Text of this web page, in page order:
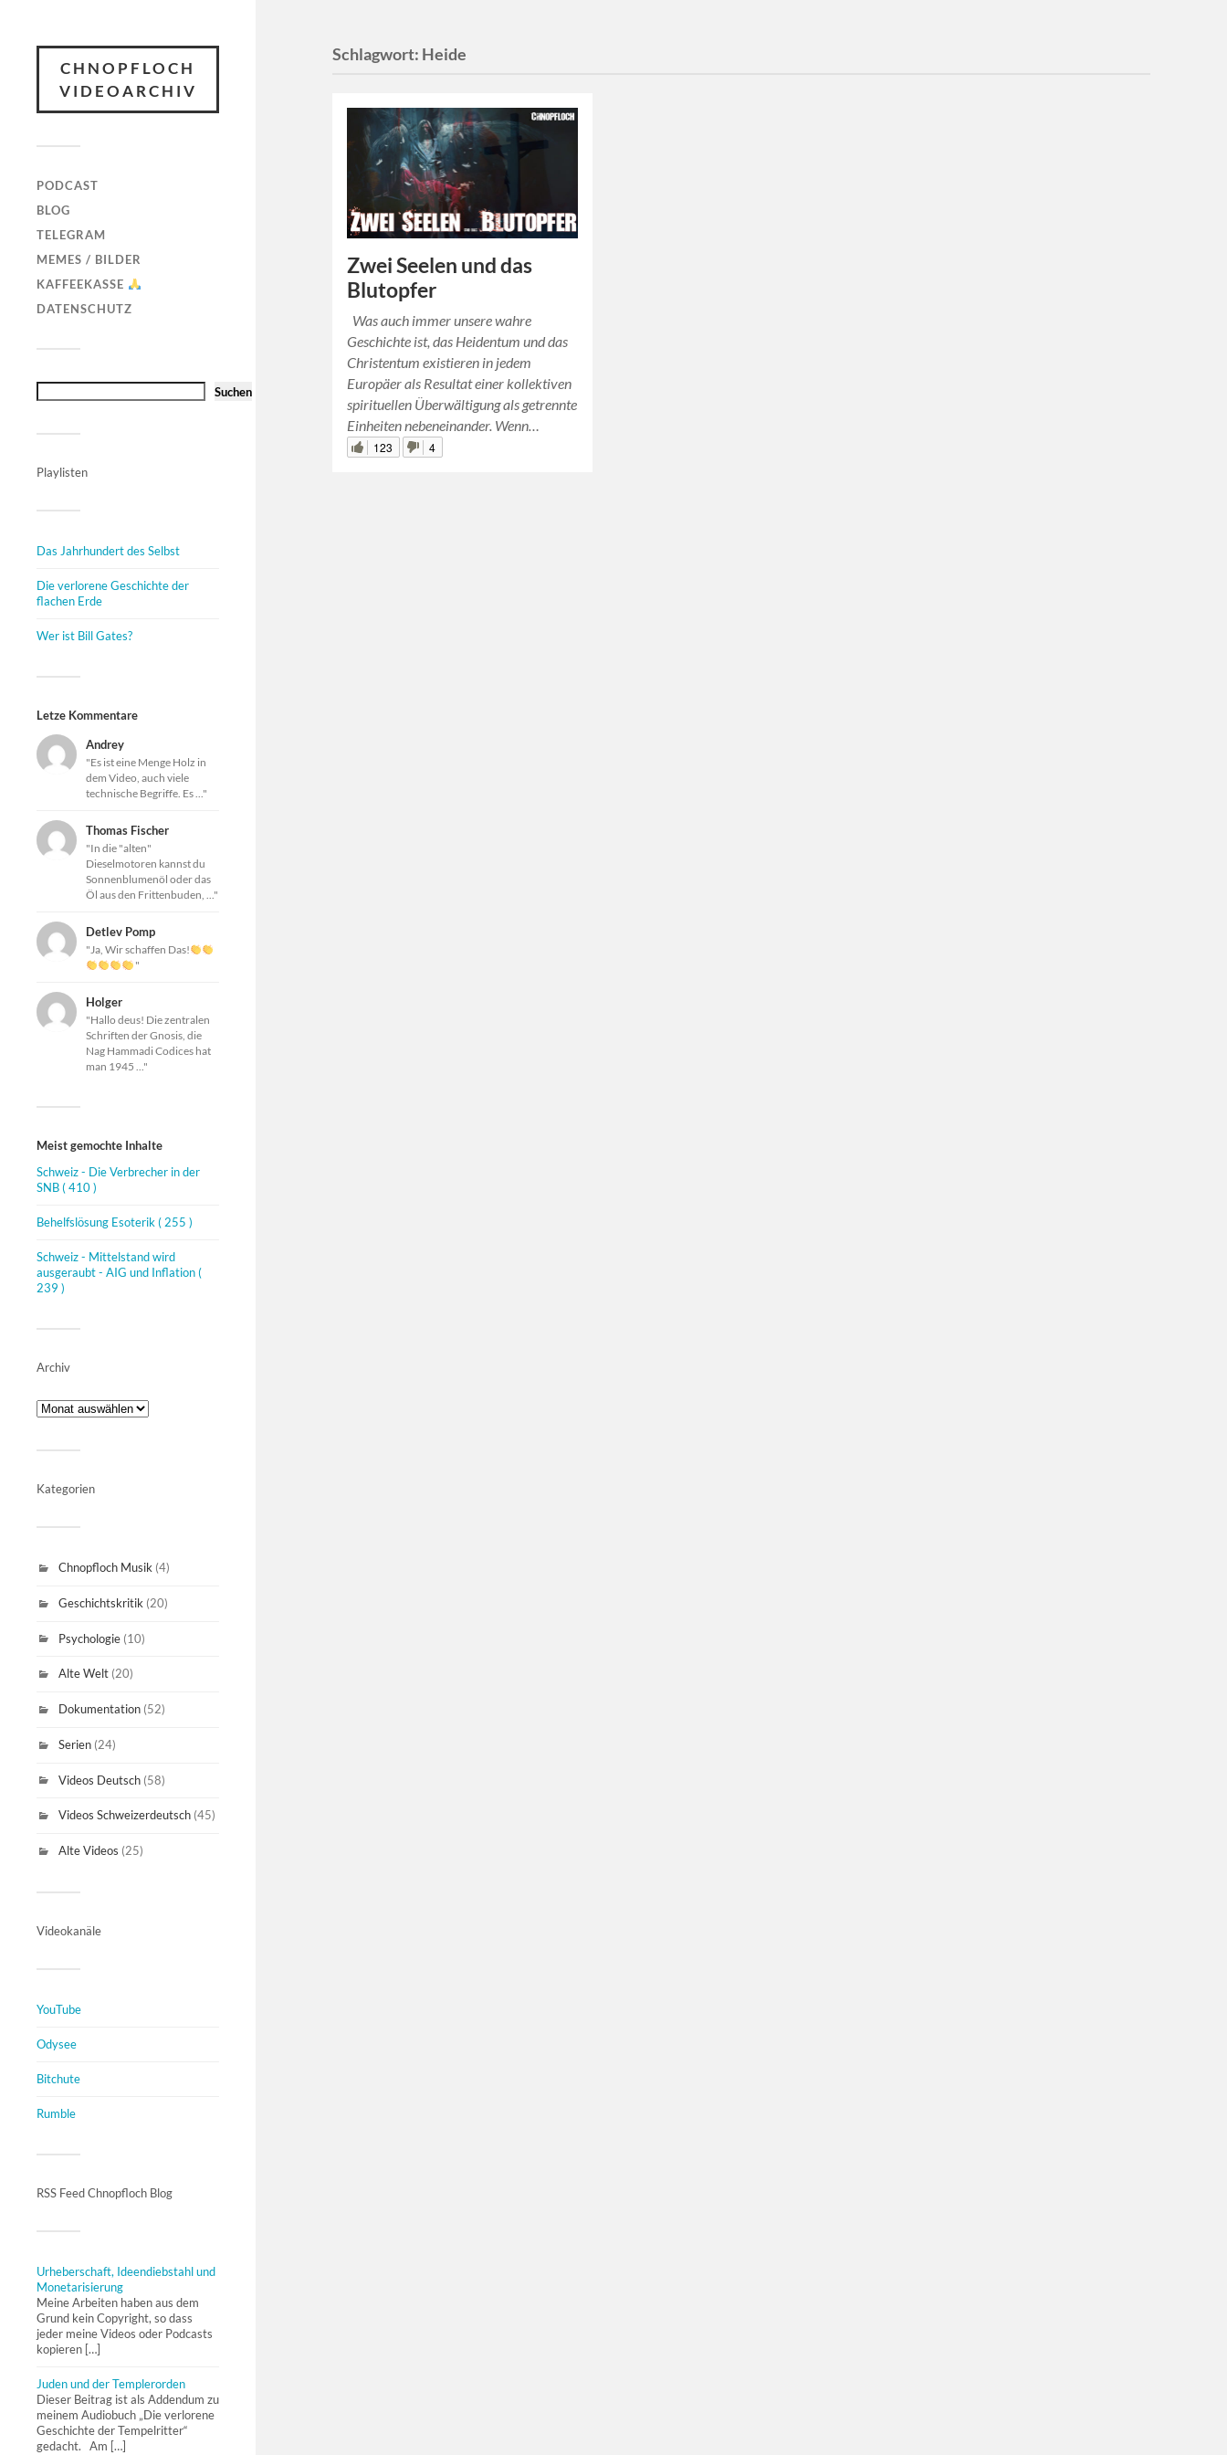
CHNOPFLOCH
VIDEOARCHIV
PODCAST
BLOG
TELEGRAM
MEMES / BILDER
KAFFEEKASSE
DATENSCHUTZ
Suchen
Playlisten
Das Jahrhundert des Selbst
Die verlorene Geschichte der
flachen Erde
Wer ist Bill Gates?
Letze Kommentare
Andrey
"Es ist eine Menge Holz in
dem Video, auch viele
technische Begriffe. Es ..."
Thomas Fischer
"In die "alten"
Dieselmotoren kannst du
Sonnenblumenöl oder das
Öl aus den Frittenbuden, ..."
Detlev Pomp
"Ja, Wir schaffen Das!
"
Holger
"Hallo deus! Die zentralen
Schriften der Gnosis, die
Nag Hammadi Codices hat
man 1945 ..."
Meist gemochte Inhalte
Schweiz - Die Verbrecher in der
SNB( 410 )
Behelfslösung Esoterik( 255 )
Schweiz - Mittelstand wird
ausgeraubt - AIG und Inflation(
239 )
Archiv
Kategorien
Chnopfloch Musik (4)
Geschichtskritik (20)
Psychologie (10)
Alte Welt (20)
Dokumentation (52)
Serien (24)
Videos Deutsch (58)
Videos Schweizerdeutsch (45)
Alte Videos (25)
Videokanäle
YouTube
Odysee
Bitchute
Rumble
RSS Feed Chnopfloch Blog
Urheberschaft, Ideendiebstahl und
Monetarisierung
Meine Arbeiten haben aus dem
Grund kein Copyright, so dass
jeder meine Videos oder Podcasts
kopieren […]
Juden und der Templerorden
Dieser Beitrag ist als Addendum zu
meinem Audiobuch „Die verlorene
Geschichte der Tempelritter“
gedacht. Am […]
Schlagwort: Heide
Zwei Seelen und das
Blutopfer
Was auch immer unsere wahre
Geschichte ist, das Heidentum und das
Christentum existieren in jedem
Europäer als Resultat einer kollektiven
spirituellen Überwältigung als getrennte
Einheiten nebeneinander. Wenn…
123 4